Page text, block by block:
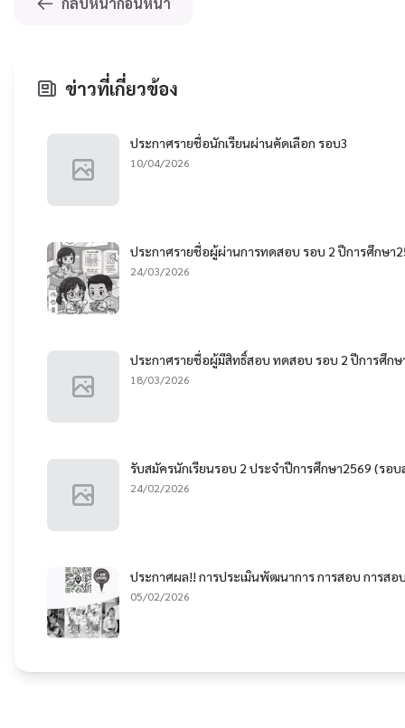
ข่าวที่เกี่ยวข้อง
ประกาศรายชื่อนักเรียนผ่านคัดเลือก รอบ3
10/04/2026
ประกาศรายชื่อผู้ผ่านการทดสอบ รอบ 2 ปีการศึกษา
24/03/2026
ประกาศรายชื่อผู้มีสิทธิ์สอบ ทดสอบ รอบ 2 ปีการศึกษ
18/03/2026
รับสมัครนักเรียนรอบ 2 ประจำปีการศึกษา2569 (รอ
24/02/2026
ประกาศผล!! การประเมินพัฒนาการ การสอบ การส
05/02/2026